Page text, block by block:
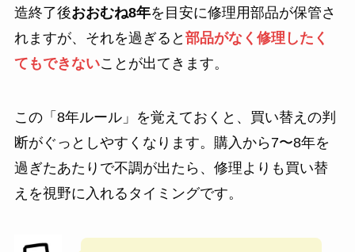
造終了後おおむね8年を目安に修理用部品が保管さ
れますが、それを過ぎると 部品がなく修理したく
てもできないことが出てきます。
この「8年ルール」を覚えておくと、買い替えの判
断がぐっとしやすくなります。購入から7〜8年を
過ぎたあたりで不調が出たら、修理よりも買い替
えを視野に入れるタイミングです。